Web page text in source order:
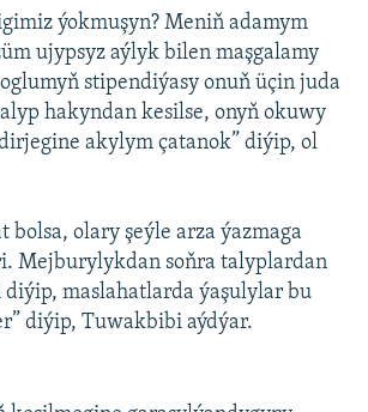
ýokmuşyn? Meniň adamym
ujypsyz aýlyk bilen maşgalamy
stipendiýasy onuň üçin juda
hakyndan kesilse, onyň okuwy
akylym çatanok” diýip, ol
bolsa, olary şeýle arza ýazmaga
Mejburylykdan soňra talyplardan
maslahatlarda ýaşulylar bu
diýip, Tuwakbibi aýdýar.